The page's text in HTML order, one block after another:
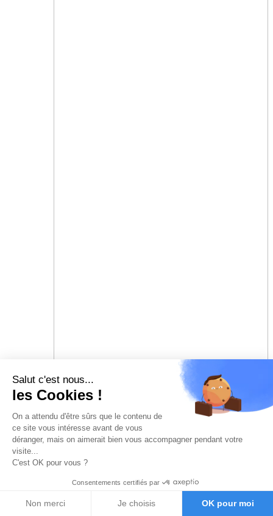
Salut c'est nous...
les Cookies !
On a attendu d'être sûrs que le contenu de
ce site vous intéresse avant de vous
déranger, mais on aimerait bien vous accompagner pendant votre
visite...
C'est OK pour vous ?
Consentements certifiés par
Non merci Je choisis OK pour moi